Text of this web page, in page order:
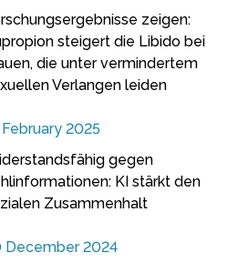
zeigen:
steigert die Libido bei
die unter vermindertem
Verlangen leiden
February 2025
gegen
KI stärkt den
Zusammenhalt
December 2024